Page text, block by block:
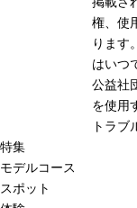
権、使
ります
はいつ
公益社
を使用
トラブ
特集
モデルコース
スポット